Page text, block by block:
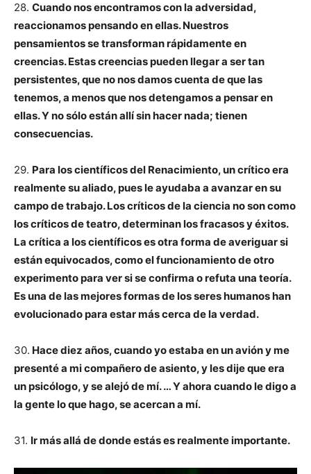
28. Cuando nos encontramos con la adversidad,
reaccionamos pensando en ellas. Nuestros
pensamientos se transforman rápidamente en
creencias. Estas creencias pueden llegar a ser tan
persistentes, que no nos damos cuenta de que las
tenemos, a menos que nos detengamos a pensar en
ellas. Y no sólo están allí sin hacer nada; tienen
consecuencias.
29. Para los científicos del Renacimiento, un crítico era
realmente su aliado, pues le ayudaba a avanzar en su
campo de trabajo. Los críticos de la ciencia no son como
los críticos de teatro, determinan los fracasos y éxitos.
La crítica a los científicos es otra forma de averiguar si
están equivocados, como el funcionamiento de otro
experimento para ver si se confirma o refuta una teoría.
Es una de las mejores formas de los seres humanos han
evolucionado para estar más cerca de la verdad.
30. Hace diez años, cuando yo estaba en un avión y me
presenté a mi compañero de asiento, y les dije que era
un psicólogo, y se alejó de mí. … Y ahora cuando le digo a
la gente lo que hago, se acercan a mí.
31. Ir más allá de donde estás es realmente importante.